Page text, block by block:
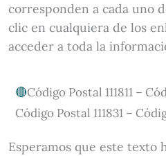
corresponden a cada uno
clic en cualquiera de los
acceder a toda la
Código Postal 111811 –
Código Postal 111831 –
Esperamos que este texto